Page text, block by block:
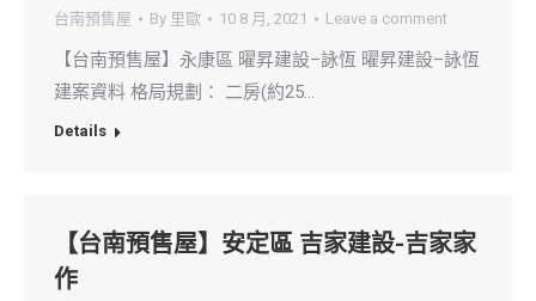
台南預售屋 By 里歐 10 8 月, 2021 Leave a comment
【台南預售屋】永康區 曜昇建設–詠恆 曜昇建設–詠恆
建案資料 格局規劃： 二房(約25…
Details
【台南預售屋】安定區 吉家建設-吉家家
作